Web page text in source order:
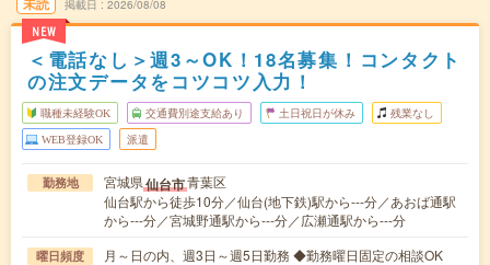
NEW
掲載日 2026/08/08
＜電話なし＞週3～OK！18名募集！コンタクト
の注文データをコツコツ入力！
職種未経験OK 交通費別途支給あり 土日祝日が休み 残業なし
WEB登録OK 派遣
勤務地 宮城県仙台市青葉区
仙台駅から徒歩10分／仙台(地下鉄)駅から---分／あおば通駅
から---分／宮城野通駅から---分／広瀬通駅から---分
曜日頻度 月～日の内、週3日～週5日勤務 ◆勤務曜日固定の相談OK